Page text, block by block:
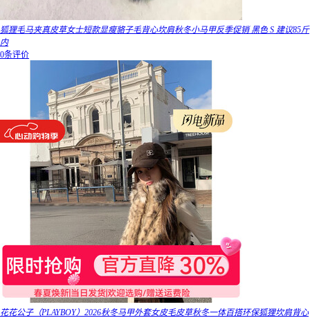
狐狸毛马夹真皮草女士短款显瘦貉子毛背心坎肩秋冬小马甲反季促销 黑色 S 建议85斤
内
0条评价
花花公子（PLAYBOY）2026秋冬马甲外套女皮毛皮草秋冬一体百搭环保狐狸坎肩背心